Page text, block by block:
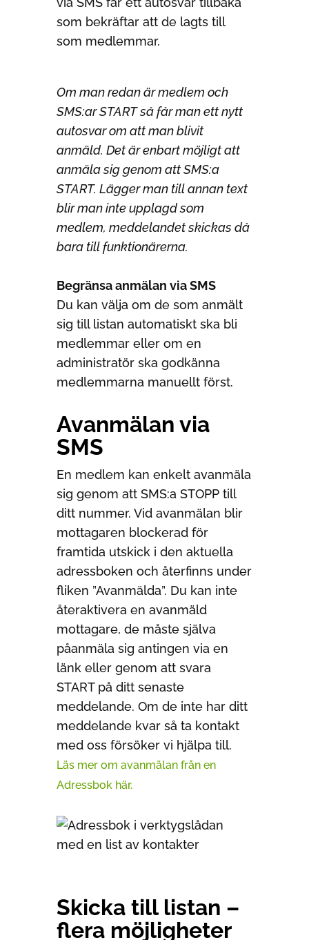
som bekräftar att de lagts till
som medlemmar.
Om man redan är medlem och
SMS:ar START så får man ett nytt
autosvar om att man blivit
anmäld.Det är enbart möjligt att
anmäla sig genom att SMS:a
START. Lägger man till annan text
blir man inte upplagd som
medlem, meddelandet skickas då
bara till funktionärerna.
Begränsa anmälan via SMS
Du kan välja om de som anmält
sig till listan automatiskt ska bli
medlemmar eller om en
administratör ska godkänna
medlemmarna manuellt först.
Avanmälan via
SMS
En medlem kan enkelt avanmäla
sig genom att SMS:a STOPP till
ditt nummer. Vid avanmälan blir
mottagaren blockerad för
framtida utskick i den aktuella
adressboken och återfinns under
fliken ”Avanmälda”. Du kan inte
återaktivera en avanmäld
mottagare, de måste själva
påanmäla sig antingen via en
länk eller genom att svara
START på ditt senaste
meddelande. Om de inte har ditt
meddelande kvar så ta kontakt
med oss försöker vi hjälpa till.
Läs mer om avanmälan från en
Adressbok här.
Skicka till listan –
flera möjligheter